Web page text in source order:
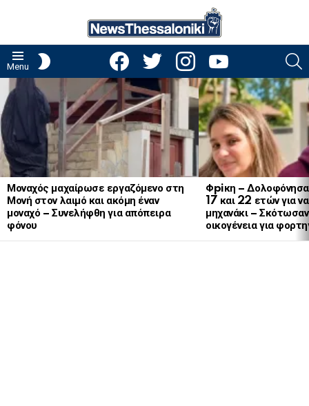
Menu
facebooktwitter instagramyoutube
LATEST
STORIES
Μοναχός μαχαίρωσε εργαζόμενο στη
Μονή στον λαιμό και ακόμη έναν
μοναχό – Συνελήφθη για απόπειρα
φόνου
Φpiκη –
17 και 22 ετών για
μηχανάκι – Σκότωσαν
οικογένεια για